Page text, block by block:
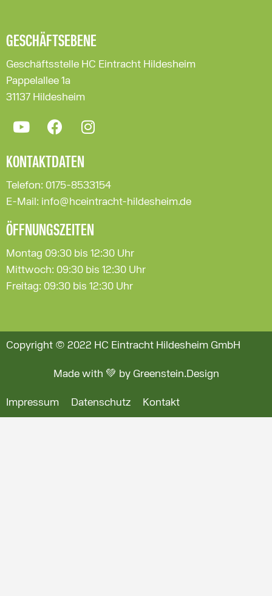
GESCHÄFTSEBENE
Geschäftsstelle HC Eintracht Hildesheim
Pappelallee 1a
31137 Hildesheim
KONTAKTDATEN
Telefon: 0175-8533154
E-Mail: info@hceintracht-hildesheim.de
ÖFFNUNGSZEITEN
Montag 09:30 bis 12:30 Uhr
Mittwoch: 09:30 bis 12:30 Uhr
Freitag: 09:30 bis 12:30 Uhr
Copyright © 2022 HC Eintracht Hildesheim GmbH
Made with 💚 by Greenstein.Design
Impressum Datenschutz Kontakt